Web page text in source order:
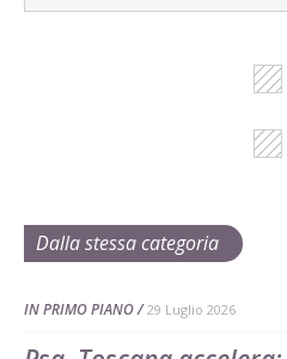
Dalla stessa categoria
IN PRIMO PIANO 29 Luglio 2026